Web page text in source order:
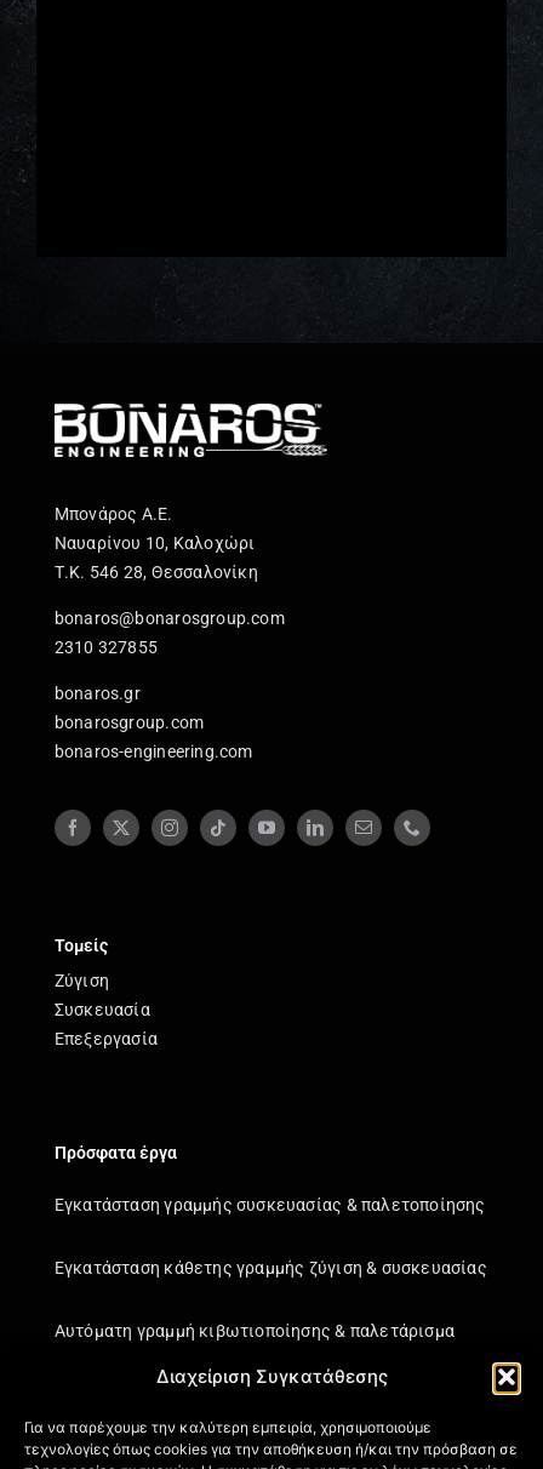
Διαχείριση Συγκατάθεσης
Για να παρέχουμε την καλύτερη εμπειρία, χρησιμοποιούμε
τεχνολογίες όπως cookies για την αποθήκευση ή/και την πρόσβαση σε
Μπονάρος Α.Ε.
Ναυαρίνου 10, Καλοχώρι
Τ.Κ. 546 28, Θεσσαλονίκη
bonaros@bonarosgroup.com
2310 327855
bonaros.gr
bonarosgroup.com
bonaros-engineering.com
Τομείς
Ζύγιση
Συσκευασία
Επεξεργασία
Πρόσφατα έργα
Εγκατάσταση γραμμής συσκευασίας & παλετοποίησης
Εγκατάσταση κάθετης γραμμής ζύγιση & συσκευασίας
Αυτόματη γραμμή κιβωτιοποίησης & παλετάρισμα